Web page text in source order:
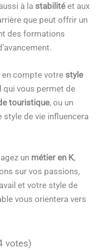
à la stabilité et aux
que peut offrir un
des formations
en compte votre style
qui vous permet de
touristique, ou un
de vie influencera
un métier en K,
sur vos passions,
et votre style de
vous orientera vers
votes)